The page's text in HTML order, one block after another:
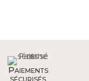
Paiements
sécurisés